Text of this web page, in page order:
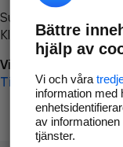
Surfa till
Klicka påTillbaka-
Vi beklagar besväret!
Till startsidan
Bättre
hjälp av
Vi och våra
information med
av
tjänster.